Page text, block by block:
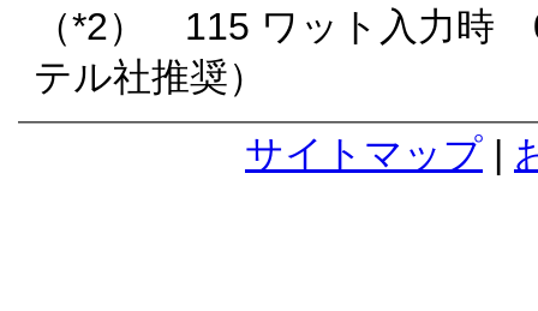
（*2） 115 ワット入力
テル社推奨）
サイトマップ |